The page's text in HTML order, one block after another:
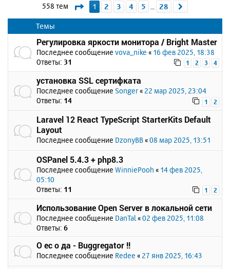
558 тем Страница1 из 28
1 2 3 4 5 28
Темы
Регулировка яркости монитора / Bright Master
Последнее сообщение vova_nike « 16 фев 2025, 18:38
Ответы: 31 1 2 3 4
установка SSL сертифката
Последнее сообщение Songer « 22 мар 2025, 23:04
Ответы: 14 1 2
Laravel 12 React TypeScript StarterKits Default
Layout
Последнее сообщение DzonyBB «08 мар 2025, 13:51
OSPanel 5.4.3 + php8.3
Последнее сообщение WinniePooh « 14 фев 2025,
05:10
Ответы: 11 1 2
Использование Open Server в локальной сети
Последнее сообщение DanTal «02 фев 2025, 11:08
Ответы: 6
О ес о да - Buggregator !!
Последнее сообщение Redee « 27 янв 2025, 16:43